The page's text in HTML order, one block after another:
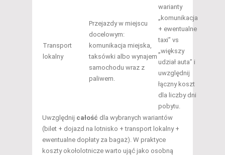
Transport
lokalny
Przejazdy w miejscu
docelowym:
komunikacja miejska,
taksówki albo wynajem
samochodu wraz z
paliwem.
warianty
„komunikacja
+ ewentualne
taxi” vs
„większy
udział auta” i
uwzględnij
łączny koszt
dla liczby dni
pobytu.
Uwzględnij całość dla wybranych wariantów
(bilet + dojazd na lotnisko + transport lokalny +
ewentualne dopłaty za bagaż). W praktyce
koszty okołolotnicze warto ująć jako osobną